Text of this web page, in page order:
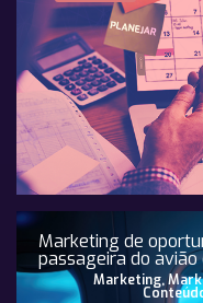
Marketing de
passageira do
Marketing,